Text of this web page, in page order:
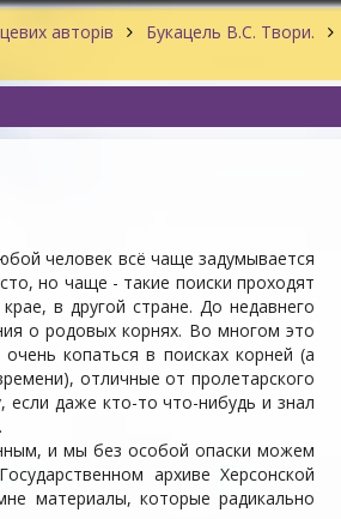
авторів
Букацель В.С. Твори.
человек всё чаще задумывается
но чаще - такие поиски проходят
в другой стране. До недавнего
о родовых корнях. Во многом это
копаться в поисках корней (а
отличные от пролетарского
даже кто-то что-нибудь и знал
и мы без особой опаски можем
архиве Херсонской
материалы, которые радикально